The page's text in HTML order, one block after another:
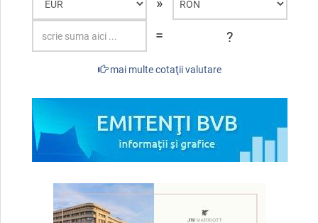
=
?
mai multe cotaţii valutare